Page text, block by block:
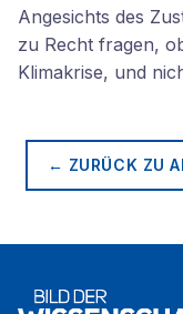
Angesichts des
zu Recht fragen,
Klimakrise, und
← ZURÜCK ZU